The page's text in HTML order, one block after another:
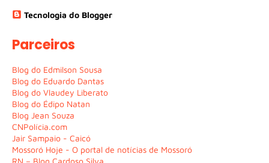
Tecnologia do Blogger
Parceiros
Blog do Edmilson Sousa
Blog do Eduardo Dantas
Blog do Vlaudey Liberato
Blog do Édipo Natan
Blog Jean Souza
CNPolícia.com
Jair Sampaio - Caicó
Mossoró Hoje - O portal de notícias de Mossoró
RN – Blog Cardoso Silva